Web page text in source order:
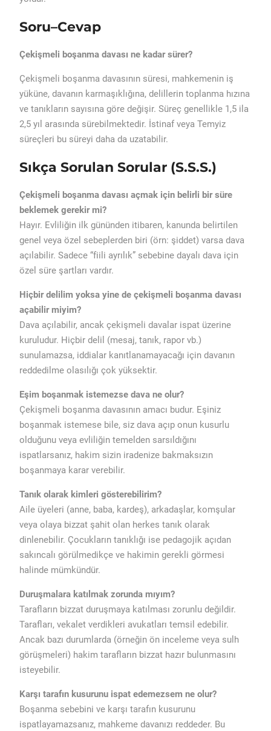
Soru–Cevap
Çekişmeli boşanma davası ne kadar sürer?
Çekişmeli boşanma davasının süresi, mahkemenin iş
yüküne, davanın karmaşıklığına, delillerin toplanma hızına
ve tanıkların sayısına göre değişir. Süreç genellikle 1,5 ila
2,5 yıl arasında sürebilmektedir. İstinaf veya Temyiz
süreçleri bu süreyi daha da uzatabilir.
Sıkça Sorulan Sorular (S.S.S.)
Çekişmeli boşanma davası açmak için belirli bir süre
beklemek gerekir mi?
Hayır. Evliliğin ilk gününden itibaren, kanunda belirtilen
genel veya özel sebeplerden biri (örn: şiddet) varsa dava
açılabilir. Sadece “fiili ayrılık” sebebine dayalı dava için
özel süre şartları vardır.
Hiçbir delilim yoksa yine de çekişmeli boşanma davası
açabilir miyim?
Dava açılabilir, ancak çekişmeli davalar ispat üzerine
kuruludur. Hiçbir delil (mesaj, tanık, rapor vb.)
sunulamazsa, iddialar kanıtlanamayacağı için davanın
reddedilme olasılığı çok yüksektir.
Eşim boşanmak istemezse dava ne olur?
Çekişmeli boşanma davasının amacı budur. Eşiniz
boşanmak istemese bile, siz dava açıp onun kusurlu
olduğunu veya evliliğin temelden sarsıldığını
ispatlarsanız, hakim sizin iradenize bakmaksızın
boşanmaya karar verebilir.
Tanık olarak kimleri gösterebilirim?
Aile üyeleri (anne, baba, kardeş), arkadaşlar, komşular
veya olaya bizzat şahit olan herkes tanık olarak
dinlenebilir. Çocukların tanıklığı ise pedagojik açıdan
sakıncalı görülmedikçe ve hakimin gerekli görmesi
halinde mümkündür.
Duruşmalara katılmak zorunda mıyım?
Tarafların bizzat duruşmaya katılması zorunlu değildir.
Tarafları, vekalet verdikleri avukatları temsil edebilir.
Ancak bazı durumlarda (örneğin ön inceleme veya sulh
görüşmeleri) hakim tarafların bizzat hazır bulunmasını
isteyebilir.
Karşı tarafın kusurunu ispat edemezsem ne olur?
Boşanma sebebini ve karşı tarafın kusurunu
ispatlayamazsanız, mahkeme davanızı reddeder. Bu